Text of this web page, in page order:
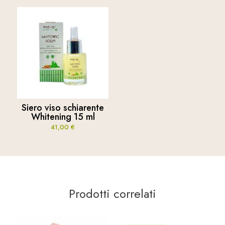
Siero viso schiarente
Whitening 15 ml
41,00 €
Prodotti correlati